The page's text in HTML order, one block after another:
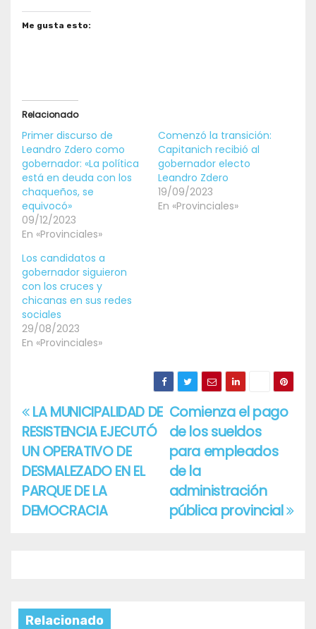
Me gusta esto:
Relacionado
Primer discurso de
Leandro Zdero como
gobernador: «La política
está en deuda con los
chaqueños, se
equivocó»
09/12/2023
En «Provinciales»
Comenzó la transición:
Capitanich recibió al
gobernador electo
Leandro Zdero
19/09/2023
En «Provinciales»
Los candidatos a
gobernador siguieron
con los cruces y
chicanas en sus redes
sociales
29/08/2023
En «Provinciales»
Navegación
de
entradas
Comienza el pago
de los sueldos
para empleados
de la
administración
pública provincial
LA MUNICIPALIDAD DE
RESISTENCIA EJECUTÓ
UN OPERATIVO DE
DESMALEZADO EN EL
PARQUE DE LA
DEMOCRACIA
Relacionado